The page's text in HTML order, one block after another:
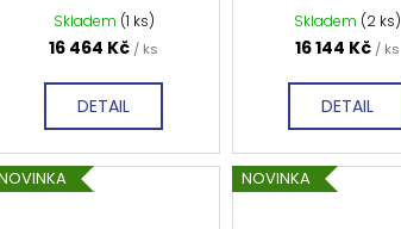
Skladem (1 ks)
16 464 Kč / ks
DETAIL
Skladem (2 ks)
16 144 Kč / ks
DETAIL
NOVINKA